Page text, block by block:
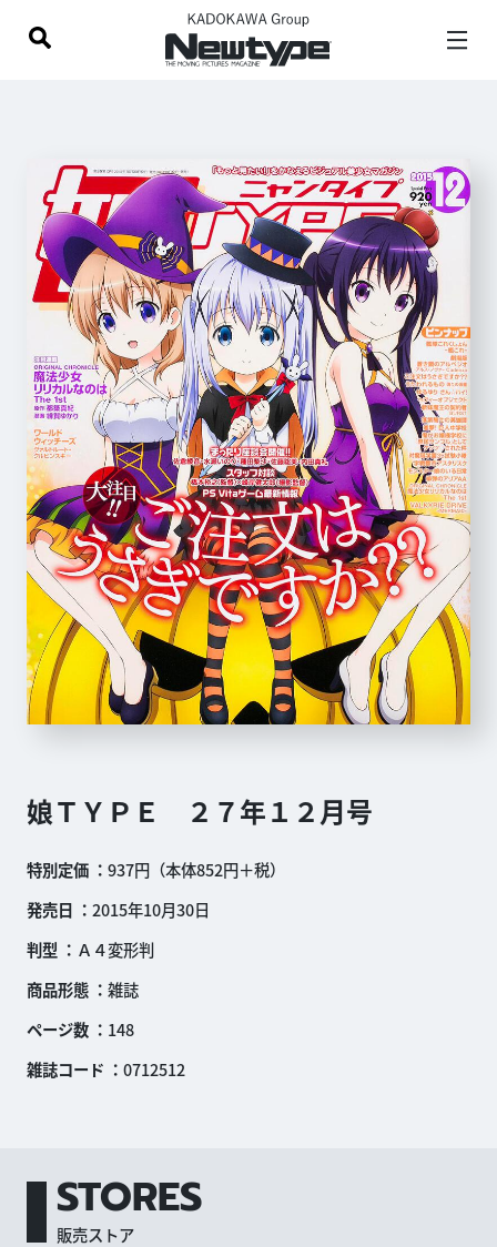
娘ＴＹＰＥ ２７年１２月号
特別定価
937円（本体852円＋税）
発売日
2015年10月30日
判型
Ａ４変形判
商品形態
雑誌
ページ数
148
雑誌コード
0712512
STORES
販売ストア